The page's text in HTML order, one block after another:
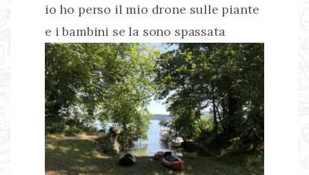
io ho perso il mio drone sulle piante
e i bambini se la sono spassata